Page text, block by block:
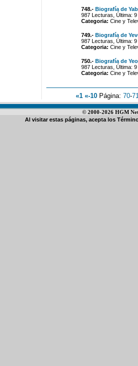
748.- Biografía de
987 Lecturas, Última:
Categoria: Cine y
749.- Biografía de
987 Lecturas, Última:
Categoria: Cine y
750.- Biografía de
987 Lecturas, Última:
Categoria: Cine y
«1 «-10 Página: 70-
© 2000-2026 HGM
Al visitar estas páginas, acepta los